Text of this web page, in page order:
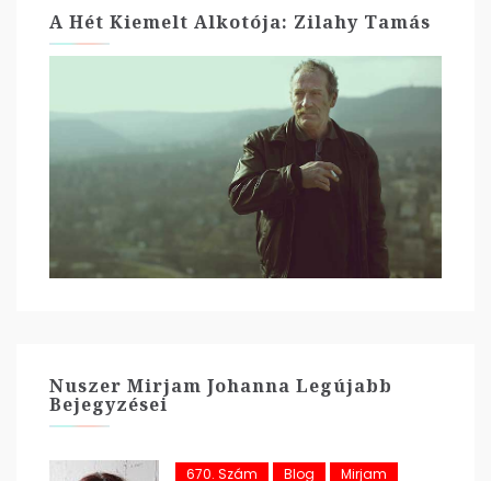
A Hét Kiemelt Alkotója: Zilahy Tamás
Nuszer Mirjam Johanna Legújabb
Bejegyzései
670. Szám Blog Mirjam